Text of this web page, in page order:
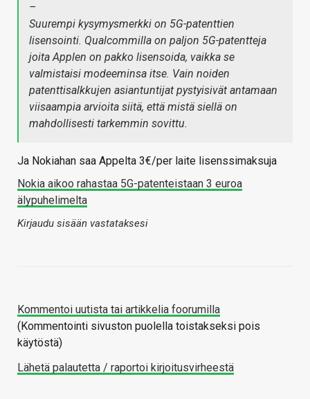
–
Suurempi kysymysmerkki on 5G-patenttien
lisensointi. Qualcommilla on paljon 5G-patentteja
joita Applen on pakko lisensoida, vaikka se
valmistaisi modeeminsa itse. Vain noiden
patenttisalkkujen asiantuntijat pystyisivät antamaan
viisaampia arvioita siitä, että mistä siellä on
mahdollisesti tarkemmin sovittu.
Ja Nokiahan saa Appelta 3€/per laite lisenssimaksuja
Nokia aikoo rahastaa 5G-patenteistaan 3 euroa
älypuhelimelta
Kirjaudu sisään vastataksesi
Kommentoi uutista tai artikkelia foorumilla
(Kommentointi sivuston puolella toistakseksi pois
käytöstä)
Lähetä palautetta / raportoi kirjoitusvirheestä